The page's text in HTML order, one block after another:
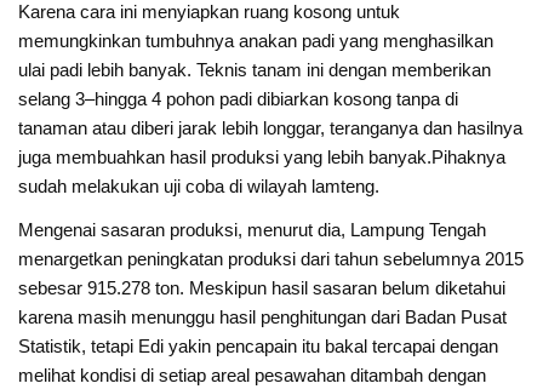
Karena cara ini menyiapkan ruang kosong untuk
memungkinkan tumbuhnya anakan padi yang menghasilkan
ulai padi lebih banyak. Teknis tanam ini dengan memberikan
selang 3–hingga 4 pohon padi dibiarkan kosong tanpa di
tanaman atau diberi jarak lebih longgar, teranganya dan hasilnya
juga membuahkan hasil produksi yang lebih banyak.Pihaknya
sudah melakukan uji coba di wilayah lamteng.
Mengenai sasaran produksi, menurut dia, Lampung Tengah
menargetkan peningkatan produksi dari tahun sebelumnya 2015
sebesar 915.278 ton. Meskipun hasil sasaran belum diketahui
karena masih menunggu hasil penghitungan dari Badan Pusat
Statistik, tetapi Edi yakin pencapain itu bakal tercapai dengan
melihat kondisi di setiap areal pesawahan ditambah dengan